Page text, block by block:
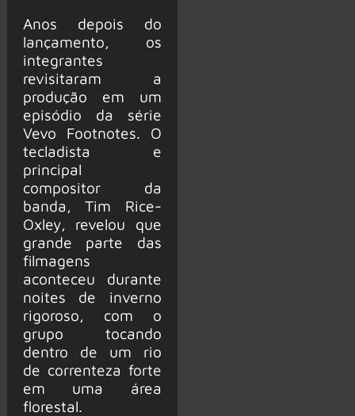
Anos depois do
lançamento, os
integrantes
revisitaram a
produção em um
episódio da série
Vevo Footnotes. O
tecladista e
principal
compositor da
banda, Tim Rice-
Oxley, revelou que
grande parte das
filmagens
aconteceu durante
noites de inverno
rigoroso, com o
grupo tocando
dentro de um rio
de correnteza forte
em uma área
florestal.